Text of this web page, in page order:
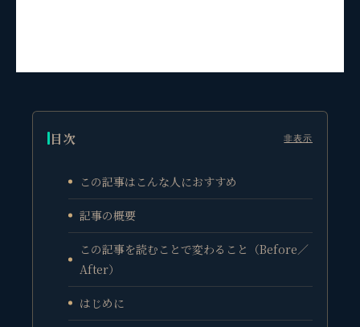
目次 非表示
この記事はこんな人におすすめ
記事の概要
この記事を読むことで変わること（Before／
After）
はじめに